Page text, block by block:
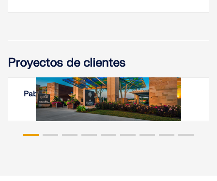
Proyectos de clientes
Pabellón Summit Park, Ohio, Estados Unidos